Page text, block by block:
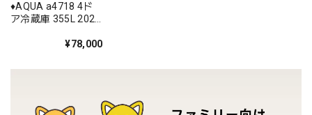
♦️AQUA a4718 4ド
ア冷蔵庫 355L 2022
¥78,000